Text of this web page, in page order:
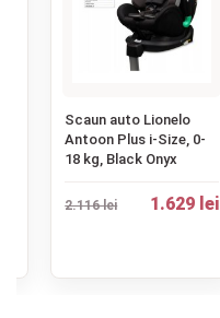
Scaun auto Lionelo
Antoon Plus i-Size, 0-
18 kg, Black Onyx
2.116 lei 1.629 lei